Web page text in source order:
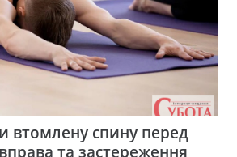
втомлену спину перед
та застереження